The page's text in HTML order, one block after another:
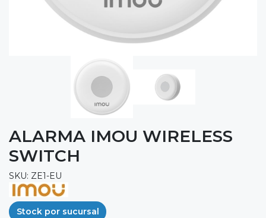
ALARMA IMOU WIRELESS
SWITCH
SKU: ZE1-EU
Stock por sucursal